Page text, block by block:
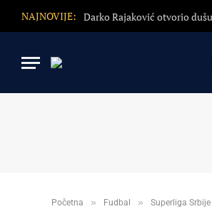
NAJNOVIJE:
Početna » Fudbal » Superliga Srbije